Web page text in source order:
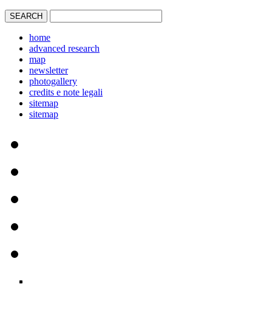
home
advanced research
map
newsletter
photogallery
credits e note legali
sitemap
sitemap